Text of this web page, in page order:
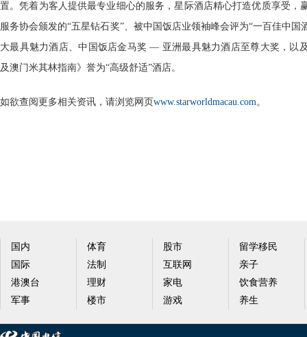
置。凭着为客人提供最专业细心的服务，星际酒店精心打造优质享受，
服务协会颁发的“五星钻石奖”、被中国饭店业领袖峰会评为“一百佳中
大最具魅力酒店、中国饭店金马奖 — 亚洲最具魅力酒店至尊大奖，以
及澳门米其林指南》誉为“高级舒适”酒店。
如欲查阅更多相关资讯，请浏览网页www.starworldmacau.com。
国内
国际
港澳台
军事
体育
法制
理财
楼市
股市
互联网
家电
游戏
留学移民
亲子
饮食营养
养生